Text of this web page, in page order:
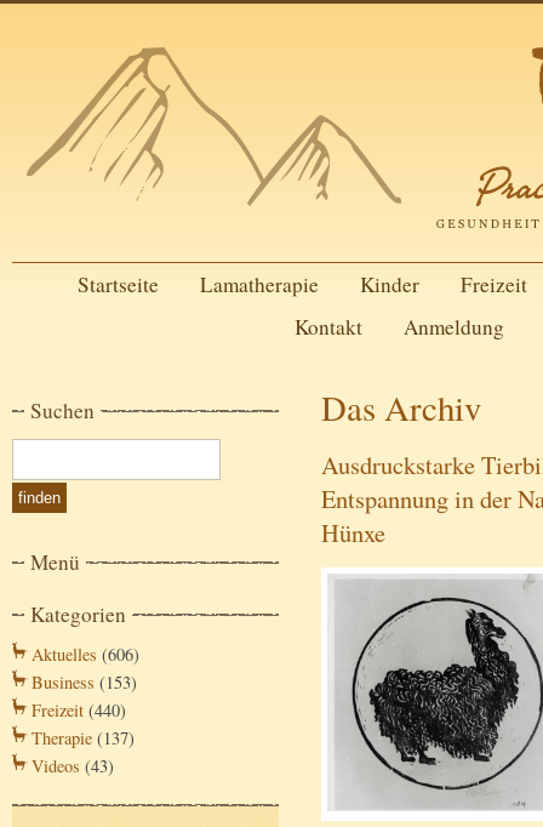
Startseite Lamatherapie Kinder
Freizeit
Kontakt
Anmeldung
Suchen
Menü
Kategorien
Aktuelles (606)
Business (153)
Freizeit (440)
Therapie (137)
Videos (43)
Das Archiv
Ausdruckstarke
Entspannung in der
Hünxe